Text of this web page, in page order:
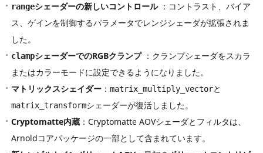
rangeシェーダーの新しいコントロール ：コントラスト、バイア
ス、ゲインを制御するパラメータでレンジシェーダが拡張されま
した。
clampシェーダーでのRGBクランプ ：クランプシェーダをスカラ
またはカラーモードに設定できるようになりました。
マトリックスシェイダー ： matrix_multiply_vectorと
matrix_transformシェーダーが復活しました。
Cryptomatte内蔵 ：Cryptomatte AOVシェーダとフィルタは、
Arnoldコアパッケージの一部として含まれています。